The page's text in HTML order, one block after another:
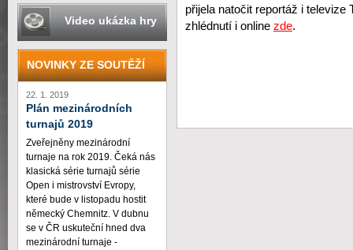
přijela natočit reportáž i televize
zhlédnutí i online zde.
Video ukázka hry
NOVINKY ZE SOUTĚŽÍ
22. 1. 2019
Plán mezinárodních
turnajů 2019
Zveřejněny mezinárodní
turnaje na rok 2019. Čeká nás
klasická série turnajů série
Open i mistrovství Evropy,
které bude v listopadu hostit
německý Chemnitz. V dubnu
se v ČR uskuteční hned dva
mezinárodní turnaje -